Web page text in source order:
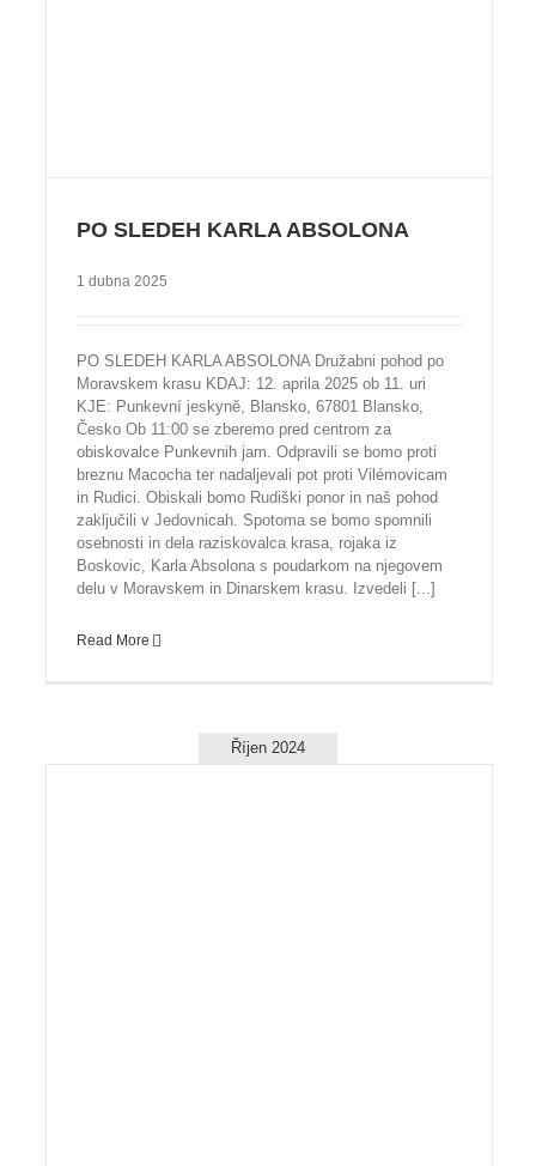
PO SLEDEH KARLA ABSOLONA
1 dubna 2025
PO SLEDEH KARLA ABSOLONA Družabni pohod po
Moravskem krasu KDAJ: 12. aprila 2025 ob 11. uri
KJE: Punkevní jeskyně, Blansko, 67801 Blansko,
Česko Ob 11:00 se zberemo pred centrom za
obiskovalce Punkevnih jam. Odpravili se bomo proti
breznu Macocha ter nadaljevali pot proti Vilémovicam
in Rudici. Obiskali bomo Rudiški ponor in naš pohod
zaključili v Jedovnicah. Spotoma se bomo spomnili
osebnosti in dela raziskovalca krasa, rojaka iz
Boskovic, Karla Absolona s poudarkom na njegovem
delu v Moravskem in Dinarskem krasu. Izvedeli [...]
Read More
Říjen 2024